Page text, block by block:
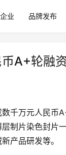
业 品牌发布
A+轮融
数千万元人民币
制片染色封片
产品研发等。